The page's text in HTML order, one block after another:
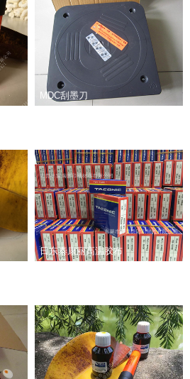
MDC刮墨刀
日东泰康丽高温胶布